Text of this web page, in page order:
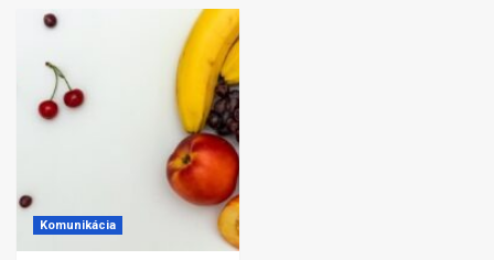
Komunikácia